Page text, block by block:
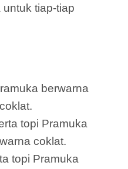
tiap-tiap
berwarna
topi Pramuka
coklat.
topi Pramuka